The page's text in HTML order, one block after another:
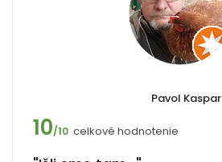
Pavol Kaspar
10/10 celkové hodnotenie